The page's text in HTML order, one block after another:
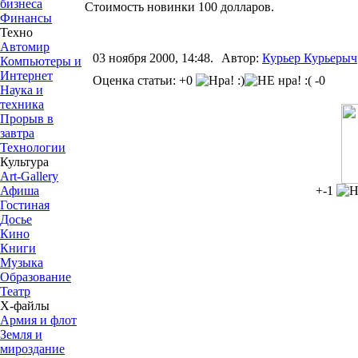
бизнеса
Финансы
Техно
Автомир
Компьютеры и
Интернет
Наука и
техника
Прорыв в
завтра
Технологии
Культура
Art-Gallery
Афиша
Гостиная
Досье
Кино
Книги
Музыка
Образование
Театр
Х-файлы
Армия и флот
Земля и
мироздание
Стоимость новинки 100 долларов.
03 ноября 2000, 14:48. Автор: Курьер Курьерыч
Оценка статьи: +0
-0
+-1